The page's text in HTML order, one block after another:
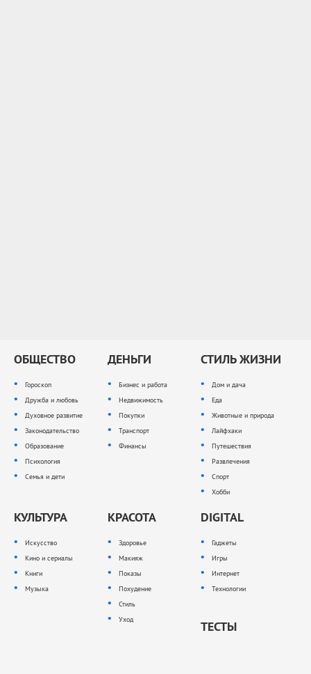
ОБЩЕСТВО
Гороскоп
Дружба и любовь
Духовное развитие
Законодательство
Образование
Психология
Семья и дети
ДЕНЬГИ
Бизнес и работа
Недвижимость
Покупки
Транспорт
Финансы
СТИЛЬ ЖИЗНИ
Дом и дача
Еда
Животные и природа
Лайфхаки
Путешествия
Развлечения
Спорт
Хобби
КУЛЬТУРА
Искусство
Кино и сериалы
Книги
Музыка
КРАСОТА
Здоровье
Макияж
Показы
Похудение
Стиль
Уход
DIGITAL
Гаджеты
Игры
Интернет
Технологии
ТЕСТЫ